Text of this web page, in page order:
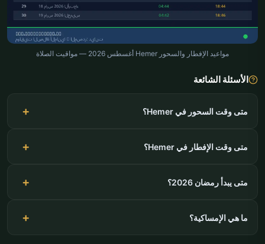
مواعيد الإفطار والسحور Hemer أغسطس 2026 — مواقيت الصلاة
الأسئلة الشائعة
متى وقت السحور في Hemer؟
متى وقت الإفطار في Hemer؟
متى يبدأ رمضان 2026؟
ما هي الإمساكية؟